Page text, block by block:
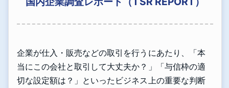
企業が仕入・販売などの取引を行うにあたり、「本
当にこの会社と取引して大丈夫か？」「与信枠の適
切な設定額は？」といったビジネス上の重要な判断